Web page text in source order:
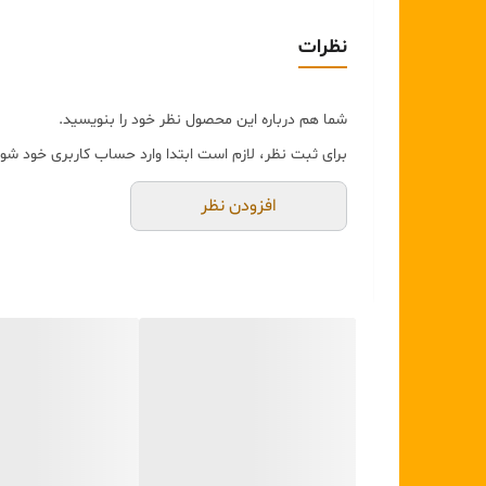
نظرات
شما هم درباره این محصول نظر خود را بنویسید.
برای ثبت نظر، لازم است ابتدا وارد حساب کاربری خود
افزودن نظر